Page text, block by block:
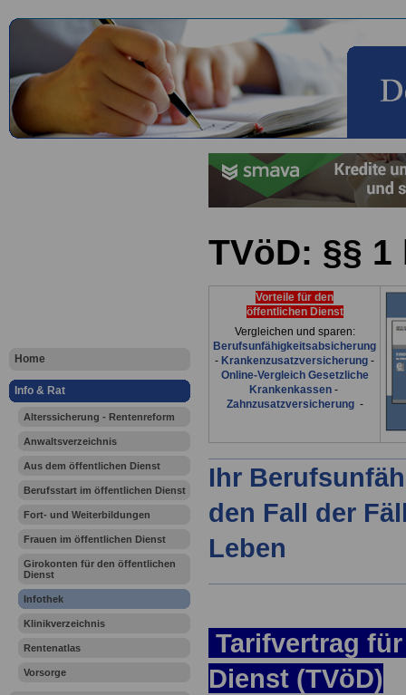
Home
Info & Rat
Alterssicherung - Rentenreform
Anwaltsverzeichnis
Aus dem öffentlichen Dienst
Berufsstart im öffentlichen Dienst
Fort- und Weiterbildungen
Frauen im öffentlichen Dienst
Girokonten für den öffentlichen
Dienst
Infothek
Klinikverzeichnis
Rentenatlas
Vorsorge
TVöD: §§ 1
Vorteile für den
öffentlichen Dienst
Vergleichen und sparen:
Berufsunfähigkeitsabsicherung
- Krankenzusatzversicherung -
Online-Vergleich Gesetzliche
Krankenkassen-
Zahnzusatzversicherung-
Ihr
den Fall der
Leben
Tarifvertrag
Dienst (TVöD)